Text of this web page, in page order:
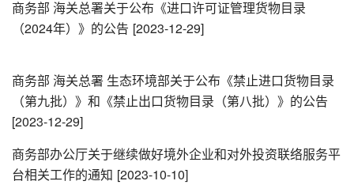
商务部 海关总署关于公布《进口许可证管理货物目录
（2024年）》的公告 [2023-12-29]
商务部 海关总署 生态环境部关于公布《禁止进口货物目录
（第九批）》和《禁止出口货物目录（第八批）》的公告
[2023-12-29]
商务部办公厅关于继续做好境外企业和对外投资联络服务平
台相关工作的通知 [2023-10-10]